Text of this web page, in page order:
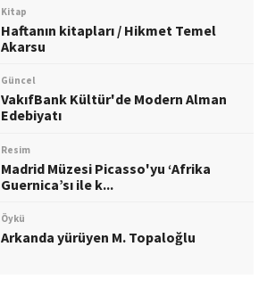
Kitap
Haftanın kitapları / Hikmet Temel
Akarsu
Güncel
VakıfBank Kültür'de Modern Alman
Edebiyatı
Resim
Madrid Müzesi Picasso'yu ‘Afrika
Guernica’sı ile k...
Öykü
Arkanda yürüyen M. Topaloğlu